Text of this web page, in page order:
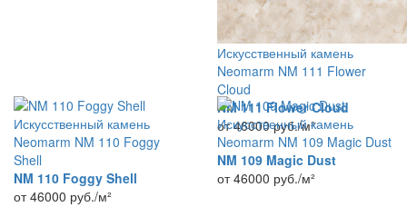
Искусственный камень
Neomarm NM 111 Flower
Cloud
NM 111 Flower Cloud
от 46000руб./м²
Искусственный камень
Neomarm NM 110 Foggy
Shell
NM 110 Foggy Shell
от 46000 руб./м²
Искусственный камень
Neomarm NM 109 Magic Dust
NM 109 Magic Dust
от 46000 руб./м²